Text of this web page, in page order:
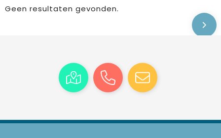
Geen resultaten gevonden.